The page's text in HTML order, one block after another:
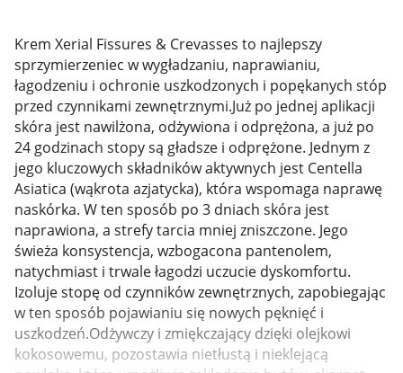
Korzystamy z plików cookies w celu
Krem Xerial Fissures & Crevasses to najlepszy
sprzymierzeniec w wygładzaniu, naprawianiu,
łagodzeniu i ochronie uszkodzonych i popękanych stóp
przed czynnikami zewnętrznymi.Już po jednej aplikacji
skóra jest nawilżona, odżywiona i odprężona, a już po
24 godzinach stopy są gładsze i odprężone. Jednym z
jego kluczowych składników aktywnych jest Centella
Asiatica (wąkrota azjatycka), która wspomaga naprawę
naskórka. W ten sposób po 3 dniach skóra jest
naprawiona, a strefy tarcia mniej zniszczone. Jego
świeża konsystencja, wzbogacona pantenolem,
natychmiast i trwale łagodzi uczucie dyskomfortu.
Izoluje stopę od czynników zewnętrznych, zapobiegając
w ten sposób pojawianiu się nowych pęknięć i
uszkodzeń.Odżywczy i zmiękczający dzięki olejkowi
kokosowemu, pozostawia nietłustą i nieklejącą